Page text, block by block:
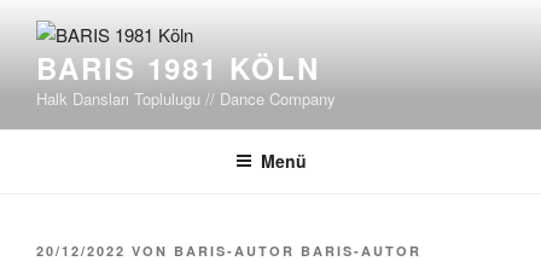
Inhalt
springenBARIS 1981 KÖLN
Halk Dansları Toplulugu // Dance Company
Menü
VERÖFFENTLICHT
20/12/2022 VON BARIS-AUTOR BARIS-AUTOR